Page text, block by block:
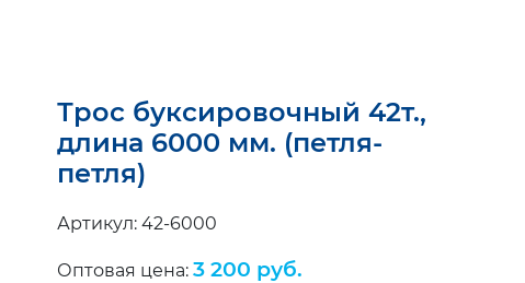
Трос буксировочный 42т.,
длина 6000 мм. (петля-
петля)
Артикул: 42-6000
Оптовая цена: 3 200 руб.